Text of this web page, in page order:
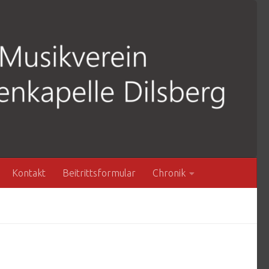
Kontakt Beitrittsformular Chronik